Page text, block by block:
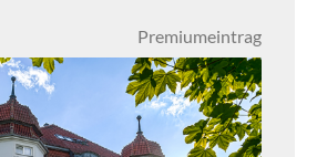
Premiumeintrag